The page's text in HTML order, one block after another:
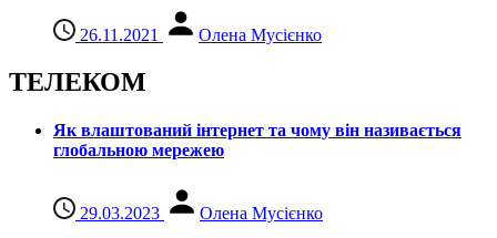
26.11.2021 Олена Мусієнко
ТЕЛЕКОМ
Як влаштований інтернет та чому він називається
глобальною мережею
29.03.2023 Олена Мусієнко